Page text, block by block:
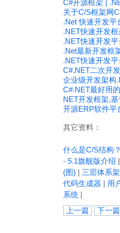
C#开源框架 |
关于C/S框架网
.Net 快速开发
.NET快速开发
.NET快速开发
.Net最新开发框
.NET快速开发
C#.NET二次开
企业级开发架构
C#.NET最好用
NET开发框架,
开源ERP软件平
其它资料：
什么是C/S结构？
- 5.1旗舰版介绍 |
(图) | 三层体系
代码生成器 | 用
系统 |
上一篇
下一篇